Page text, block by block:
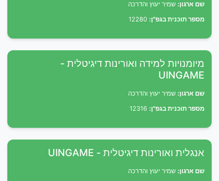
שם ארגון: שמיר יעוץ והדרכה
מספר תוכנית בגפ"ן:
מיומנויות למידה ואורינות דיגיטלית -
UINGAME
שם ארגון: שמיר יעוץ והדרכה
מספר תוכנית בגפ"ן:
אנגלית ואורינות דיגיטלית - UINGAME
שם ארגון: שמיר יעוץ והדרכה